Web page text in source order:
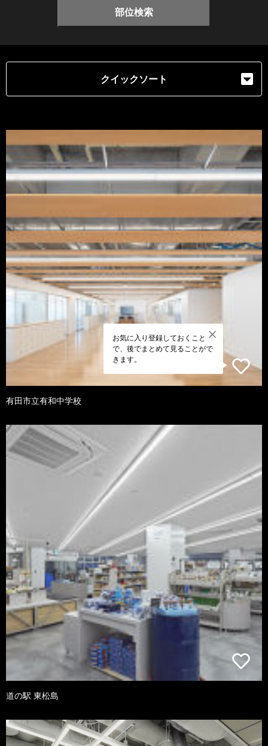
部位検索
クイックソート
お気に入り登録しておくこと
で、後でまとめて見ることがで
きます。
有田市立有和中学校
道の駅 東松島